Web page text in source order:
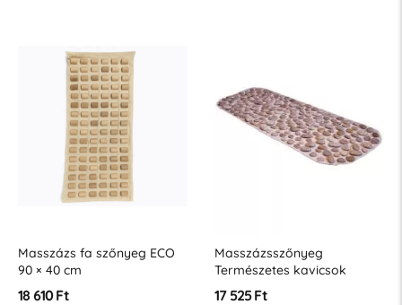
Masszázs fa szőnyeg ECO
90 × 40 cm
18 610 Ft
Masszázsszőnyeg
Természetes kavicsok
110x40 cm
17 525 Ft